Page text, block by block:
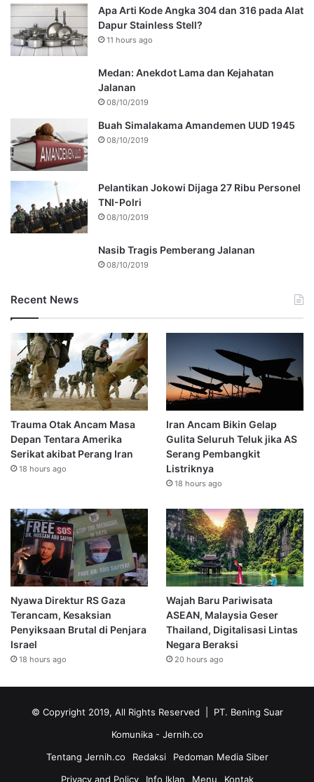
Apa Arti Kode Angka 304 dan 316 pada Alat
Dapur Stainless Stell?
11 hours ago
Medan: Anekdot Lama dan Kejahatan
Jalanan
08/10/2019
Buah Simalakama Amandemen UUD 1945
08/10/2019
Pelantikan Jokowi Dijaga 27 Ribu Personel
TNI-Polri
08/10/2019
Nasib Tragis Pemberang Jalanan
08/10/2019
Recent News
Trauma Otak Ancam Masa
Depan Tentara Amerika
Serikat akibat Perang Iran
18 hours ago
Iran Ancam Bikin Gelap
Gulita Seluruh Teluk jika AS
Serang Pembangkit
Listriknya
18 hours ago
Nyawa Direktur RS Gaza
Terancam, Kesaksian
Penyiksaan Brutal di Penjara
Israel
18 hours ago
Wajah Baru Pariwisata
ASEAN, Malaysia Geser
Thailand, Digitalisasi Lintas
Negara Beraksi
20 hours ago
© Copyright 2019, All Rights Reserved | PT. Bening Suar
Komunika - Jernih.co
Tentang Jernih.co
Redaksi
Pedoman Media Siber
Privacy and Policy
Info Iklan Menu Kontak